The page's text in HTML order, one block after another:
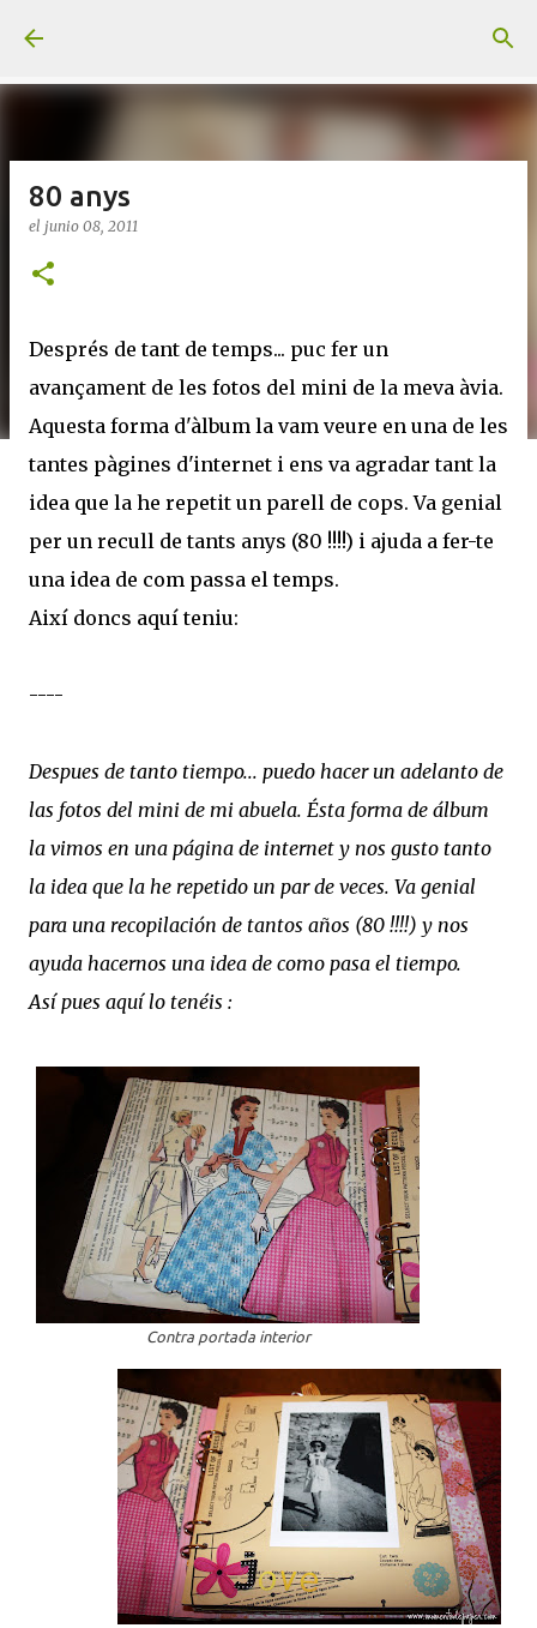
80 anys
el junio 08, 2011
Després de tant de temps... puc fer un
avançament de les fotos del mini de la meva àvia.
Aquesta forma d'àlbum la vam veure en una de les
tantes pàgines d'internet i ens va agradar tant la
idea que la he repetit un parell de cops. Va genial
per un recull de tants anys (80 !!!!) i ajuda a fer-te
una idea de com passa el temps.
Així doncs aquí teniu:
----
Despues de tanto tiempo... puedo hacer un adelanto de
las fotos del mini de mi abuela. Ésta forma de álbum
la vimos en una página de internet y nos gusto tanto
la idea que la he repetido un par de veces. Va genial
para una recopilación de tantos años (80 !!!!) y nos
ayuda hacernos una idea de como pasa el tiempo.
Así pues aquí lo tenéis :
Contra portada interior